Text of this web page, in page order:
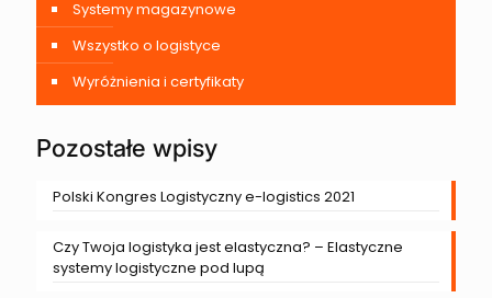
Systemy magazynowe
Wszystko o logistyce
Wyróżnienia i certyfikaty
Pozostałe wpisy
Polski Kongres Logistyczny e-logistics 2021
Czy Twoja logistyka jest elastyczna? – Elastyczne
systemy logistyczne pod lupą